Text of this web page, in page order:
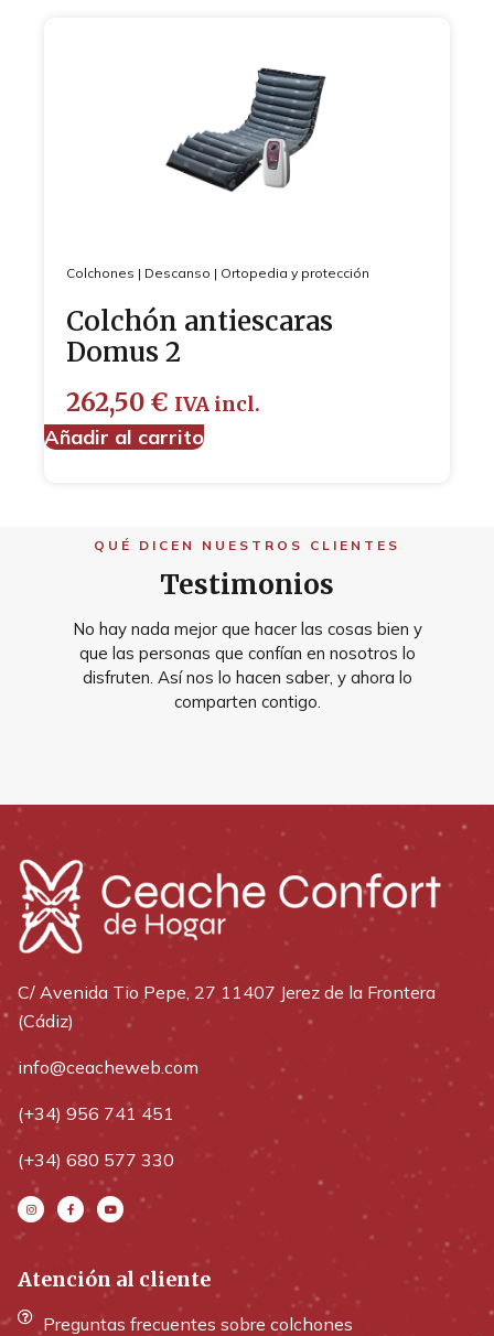
Colchones | Descanso | Ortopedia y protección
Colchón antiescaras
Domus 2
262,50 € IVA incl.
Añadir al carrito
QUÉ DICEN NUESTROS CLIENTES
Testimonios
No hay nada mejor que hacer las cosas bien y
que las personas que confían en nosotros lo
disfruten. Así nos lo hacen saber, y ahora lo
comparten contigo.
C/ Avenida Tio Pepe, 27 11407 Jerez de la Frontera
(Cádiz)
info@ceacheweb.com
(+34) 956 741 451
(+34) 680 577 330
Atención al cliente
Preguntas frecuentes sobre colchones